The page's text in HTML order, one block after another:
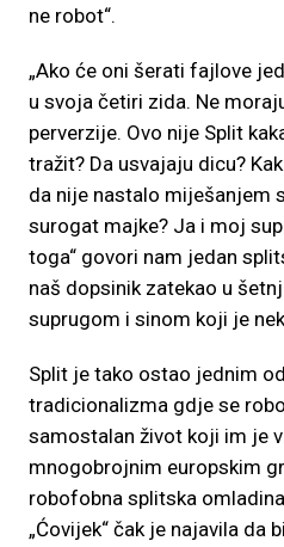
ne robot“.
„Ako će oni šerati fajlove
u svoja četiri zida. Ne
perverzije. Ovo nije Split
tražit? Da usvajaju dicu?
da nije nastalo miješanjem
surogat majke? Ja i moj
toga“ govori nam jedan
naš dopsinik zatekao u
suprugom i sinom koji je
Split je tako ostao jednim
tradicionalizma gdje se
samostalan život koji im je
mnogobrojnim europskim
robofobna splitska
„Ćovijek“ čak je najavila da